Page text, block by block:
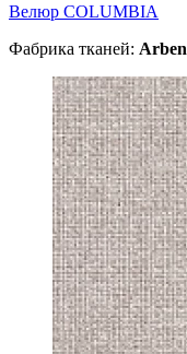
Велюр COLUMBIA
Фабрика тканей: Arben